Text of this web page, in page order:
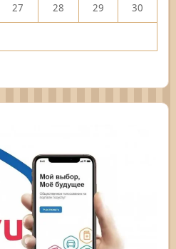
27 28 29 30